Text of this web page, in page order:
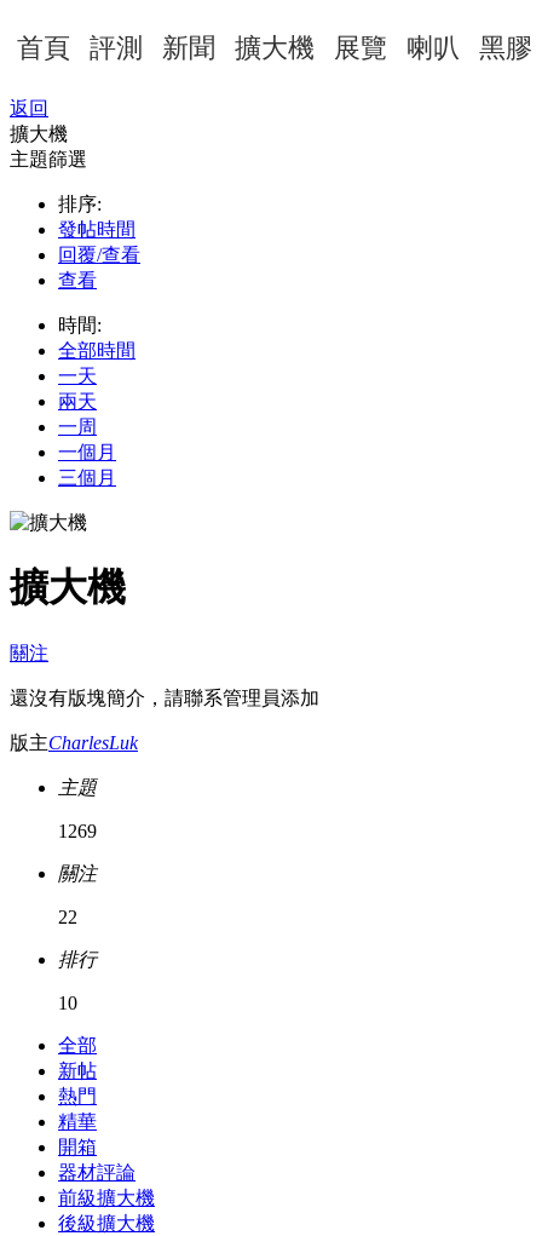
首頁 評測 新聞 擴大機 展覽 喇叭 黑膠
返回
擴大機
主題篩選
排序:
發帖時間
回覆/查看
查看
時間:
全部時間
一天
兩天
一周
一個月
三個月
擴大機
關注
還沒有版塊簡介，請聯系管理員添加
版主CharlesLuk
主題
1269
關注
22
排行
10
全部
新帖
熱門
精華
開箱
器材評論
前級擴大機
後級擴大機